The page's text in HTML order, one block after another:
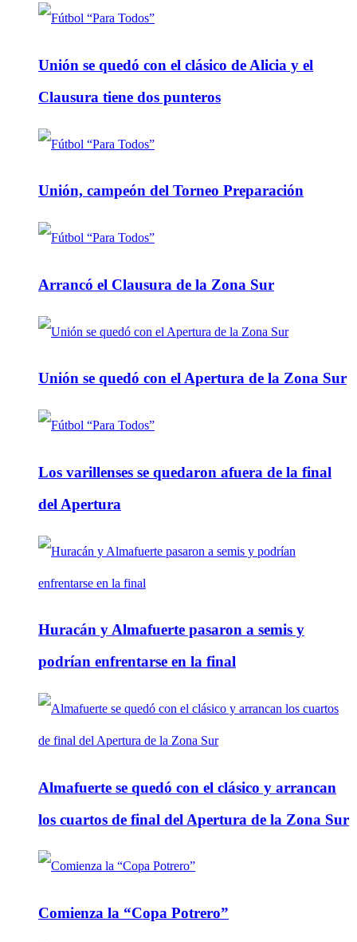
Unión se quedó con el clásico de Alicia y el
Clausura tiene dos punteros
Unión, campeón del Torneo Preparación
Arrancó el Clausura de la Zona Sur
Unión se quedó con el Apertura de la Zona Sur
Los varillenses se quedaron afuera de la final
del Apertura
Huracán y Almafuerte pasaron a semis y
podrían enfrentarse en la final
Almafuerte se quedó con el clásico y arrancan
los cuartos de final del Apertura de la Zona Sur
Comienza la “Copa Potrero”